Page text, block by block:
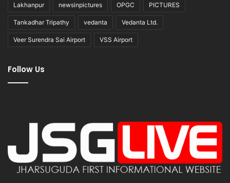
Lakhanpur newsinpictures OPGC PICTURES
Tankadhar Tripathy vedanta Vedanta Ltd.
Veer Surendra Sai Airport VSS Airport
Follow Us